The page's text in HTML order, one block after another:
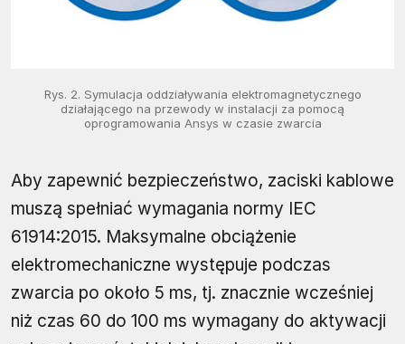
Rys. 2. Symulacja oddziaływania elektromagnetycznego
działającego na przewody w instalacji za pomocą
oprogramowania Ansys w czasie zwarcia
Aby zapewnić bezpieczeństwo, zaciski kablowe
muszą spełniać wymagania normy IEC
61914:2015. Maksymalne obciążenie
elektromechaniczne występuje podczas
zwarcia po około 5 ms, tj. znacznie wcześniej
niż czas 60 do 100 ms wymagany do aktywacji